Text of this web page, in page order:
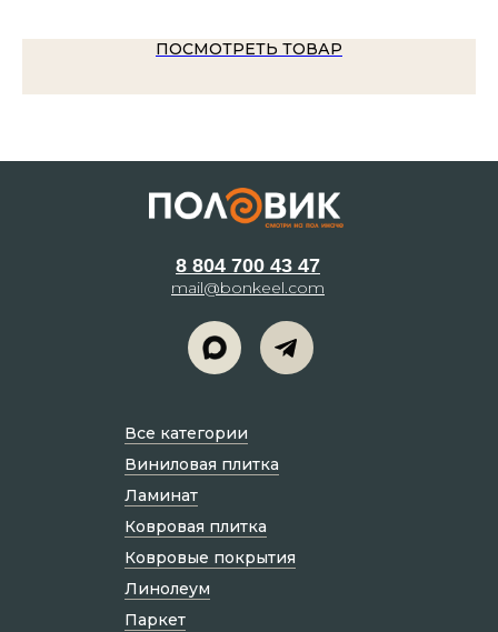
ПОСМОТРЕТЬ ТОВАР
8 804 700 43 47
mail@bonkeel.com
Все категории
Виниловая плитка
Ламинат
Ковровая плитка
Ковровые покрытия
Линолеум
Паркет